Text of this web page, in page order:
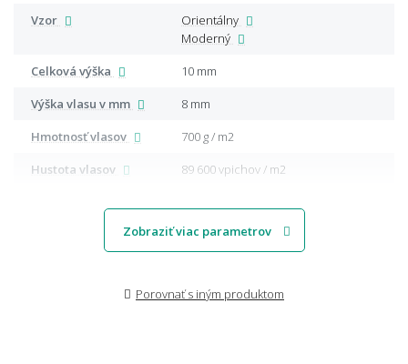
Vzor
Orientálny
Moderný
Celková výška
10 mm
Výška vlasu v mm
8 mm
Hmotnosť vlasov
700 g / m2
Hustota vlasov
89 600 vpichov / m2
Zobraziť viac parametrov
Porovnať s iným produktom